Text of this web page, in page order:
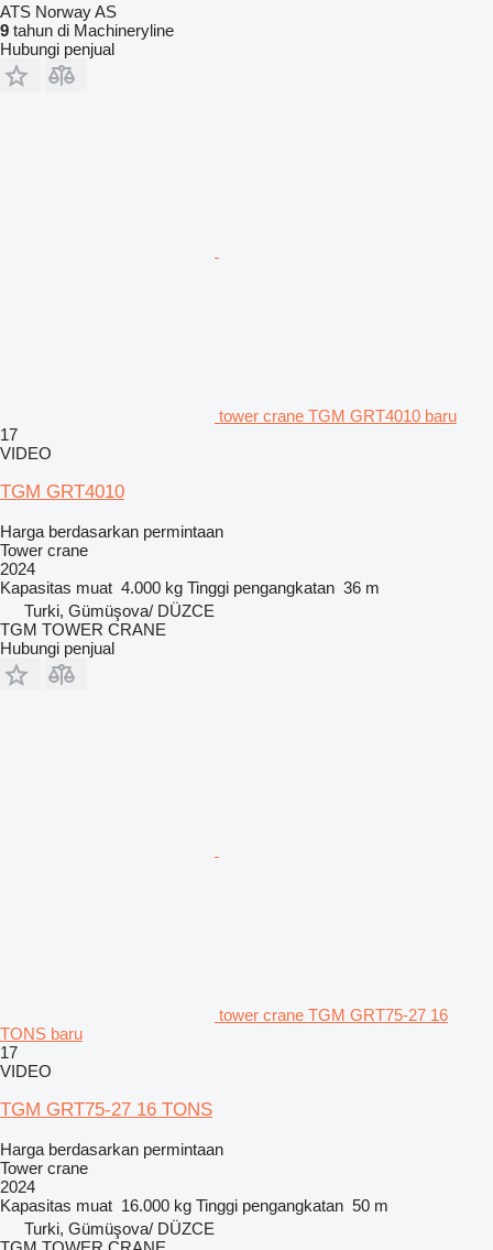
ATS Norway AS
9 tahun di Machineryline
Hubungi penjual
tower crane TGM GRT4010 baru
17
VIDEO
TGM GRT4010
Harga berdasarkan permintaan
Tower crane
2024
Kapasitas muat 4.000 kg Tinggi pengangkatan 36 m
Turki, Gümüşova/ DÜZCE
TGM TOWER CRANE
Hubungi penjual
tower crane TGM GRT75-27 16
TONS baru
17
VIDEO
TGM GRT75-27 16 TONS
Harga berdasarkan permintaan
Tower crane
2024
Kapasitas muat 16.000 kg Tinggi pengangkatan 50 m
Turki, Gümüşova/ DÜZCE